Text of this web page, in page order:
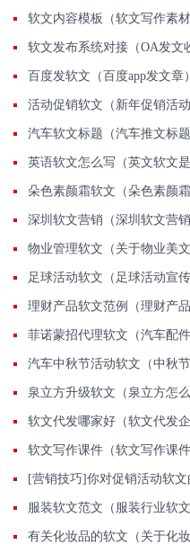
软文内容模板（软文写作素材
软文发布系统对接（OA发文
百度发软文（百度app发文章）
活动促销软文（新年促销活动
汽车软文标题（汽车推文标题
英语软文怎么写（英文软文是
朵色素颜霜软文（朵色素颜霜
深圳软文营销（深圳软文营销
物业管理软文（关于物业美文
足球活动软文（足球活动宣传
理财产品软文范例（理财产品
菲诺蒙招代理软文（汽车配件
汽车中秋节活动软文（中秋
泉立方升级软文（泉立方怎么
软文代发哪家好（软文代发企
软文写作课件（软文写作课件
[营销技巧]你对促销活动软
服装软文范文（服装行业软文
有关化妆品的软文（关于化妆